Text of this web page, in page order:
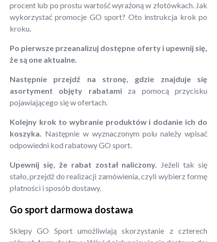
procent lub po prostu wartość wyrażoną w złotówkach. Jak
wykorzystać promocje GO sport? Oto instrukcja krok po
kroku.
Po pierwsze przeanalizuj dostępne oferty i upewnij się,
że są one aktualne.
Następnie przejdź na stronę, gdzie znajduje się
asortyment objęty rabatami za pomocą przycisku
pojawiającego się w ofertach.
Kolejny krok to wybranie produktów i dodanie ich do
koszyka. Następnie w wyznaczonym polu należy wpisać
odpowiedni kod rabatowy GO sport.
Upewnij się, że rabat został naliczony. Jeżeli tak się
stało, przejdź do realizacji zamówienia, czyli wybierz formę
płatności i sposób dostawy.
Go sport darmowa dostawa
Sklepy GO Sport umożliwiają skorzystanie z czterech